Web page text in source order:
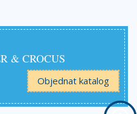
& CROCUS
Objednat katalog